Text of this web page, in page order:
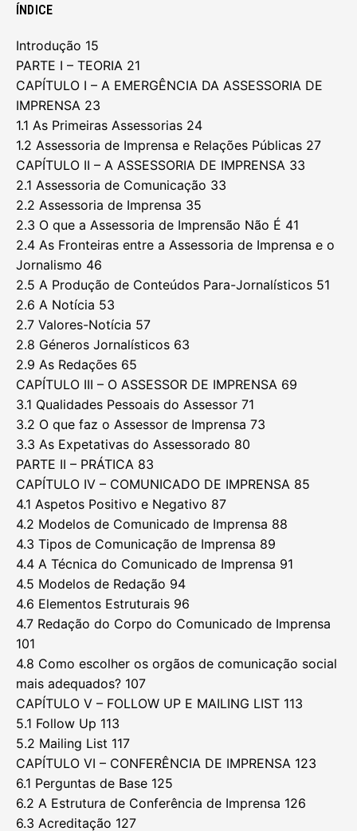
ÍNDICE
Introdução 15
PARTE I – TEORIA 21
CAPÍTULO I – A EMERGÊNCIA DA ASSESSORIA DE
IMPRENSA 23
1.1 As Primeiras Assessorias 24
1.2 Assessoria de Imprensa e Relações Públicas 27
CAPÍTULO II – A ASSESSORIA DE IMPRENSA 33
2.1 Assessoria de Comunicação 33
2.2 Assessoria de Imprensa 35
2.3 O que a Assessoria de Imprensão Não É 41
2.4 As Fronteiras entre a Assessoria de Imprensa e o
Jornalismo 46
2.5 A Produção de Conteúdos Para-Jornalísticos 51
2.6 A Notícia 53
2.7 Valores-Notícia 57
2.8 Géneros Jornalísticos 63
2.9 As Redações 65
CAPÍTULO III – O ASSESSOR DE IMPRENSA 69
3.1 Qualidades Pessoais do Assessor 71
3.2 O que faz o Assessor de Imprensa 73
3.3 As Expetativas do Assessorado 80
PARTE II – PRÁTICA 83
CAPÍTULO IV – COMUNICADO DE IMPRENSA 85
4.1 Aspetos Positivo e Negativo 87
4.2 Modelos de Comunicado de Imprensa 88
4.3 Tipos de Comunicação de Imprensa 89
4.4 A Técnica do Comunicado de Imprensa 91
4.5 Modelos de Redação 94
4.6 Elementos Estruturais 96
4.7 Redação do Corpo do Comunicado de Imprensa
101
4.8 Como escolher os orgãos de comunicação social
mais adequados? 107
CAPÍTULO V – FOLLOW UP E MAILING LIST 113
5.1 Follow Up 113
5.2 Mailing List 117
CAPÍTULO VI – CONFERÊNCIA DE IMPRENSA 123
6.1 Perguntas de Base 125
6.2 A Estrutura de Conferência de Imprensa 126
6.3 Acreditação 127